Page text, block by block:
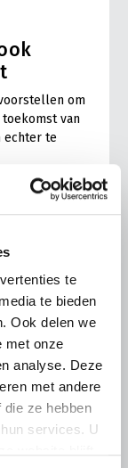
te
te bieden
Ook delen we
met onze
analyse. Deze
met andere
ze hebben
services. U
om
van
echter te
Lees meer